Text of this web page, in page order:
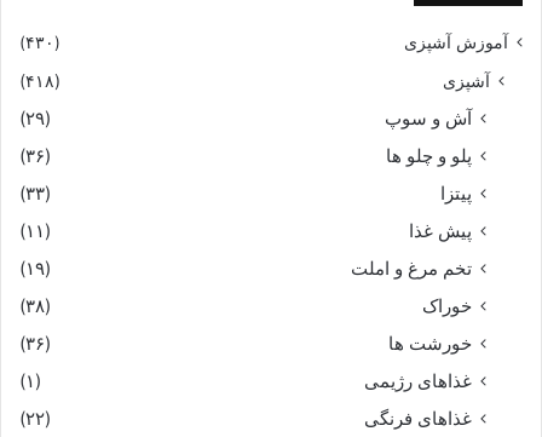
آموزش آشپزی (۴۳۰)
آشپزی (۴۱۸)
آش و سوپ
(۲۹)
پلو و چلو ها
(۳۶)
پیتزا
(۳۳)
پیش غذا
(۱۱)
تخم مرغ و املت
(۱۹)
خوراک
(۳۸)
خورشت ها
(۳۶)
غذاهای رژیمی
(۱)
غذاهای فرنگی
(۲۲)